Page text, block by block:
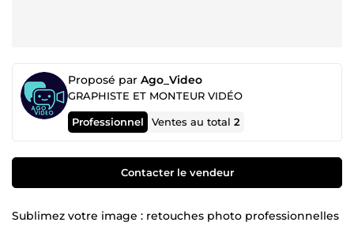
Proposé par Ago_Video
GRAPHISTE ET MONTEUR VIDÉO
Professionnel Ventes au total2
Contacter le vendeur
Sublimez votre image : retouches photo professionnelles